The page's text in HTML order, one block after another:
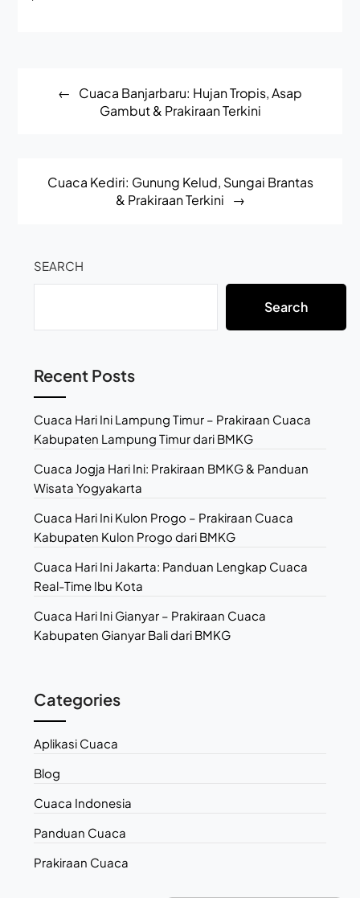
navigationCuaca Banjarbaru: Hujan Tropis, Asap
Gambut & Prakiraan Terkini
Cuaca Kediri: Gunung Kelud, Sungai Brantas
& Prakiraan Terkini
SEARCH
Search
Recent Posts
Cuaca Hari Ini Lampung Timur – Prakiraan Cuaca
Kabupaten Lampung Timur dari BMKG
Cuaca Jogja Hari Ini: Prakiraan BMKG & Panduan
Wisata Yogyakarta
Cuaca Hari Ini Kulon Progo – Prakiraan Cuaca
Kabupaten Kulon Progo dari BMKG
Cuaca Hari Ini Jakarta: Panduan Lengkap Cuaca
Real-Time Ibu Kota
Cuaca Hari Ini Gianyar – Prakiraan Cuaca
Kabupaten Gianyar Bali dari BMKG
Categories
Aplikasi Cuaca
Blog
Cuaca Indonesia
Panduan Cuaca
Prakiraan Cuaca